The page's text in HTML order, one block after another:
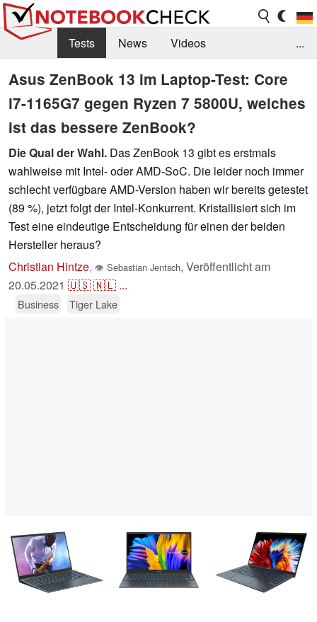
Tests News
Videos
Benchmarks & Tech
Externe Tests
Kaufberatung
Deals Suche
Jobs
Forum
...
Asus ZenBook 13 im Laptop-Test: Core
i7-1165G7 gegen Ryzen 7 5800U, welches
ist das bessere ZenBook?
Die Qual der Wahl. Das ZenBook 13 gibt es erstmals
wahlweise mit Intel- oder AMD-SoC. Die leider noch immer
schlecht verfügbare AMD-Version haben wir bereits getestet
(89 %), jetzt folgt der Intel-Konkurrent. Kristallisiert sich im
Test eine eindeutige Entscheidung für einen der beiden
Hersteller heraus?
Christian Hintze, 👁 Sebastian Jentsch, Veröffentlicht am
20.05.2021 🇺🇸🇳🇱 ...
Business Tiger Lake